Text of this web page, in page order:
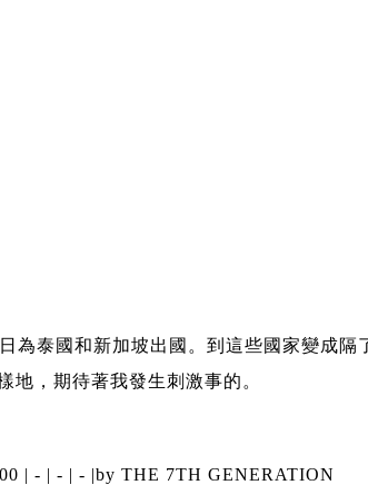
為泰國和新加坡出國。到這些國家變成
地，期待著我發生刺激事的。
| - | - | - |by THE 7TH GENERATION